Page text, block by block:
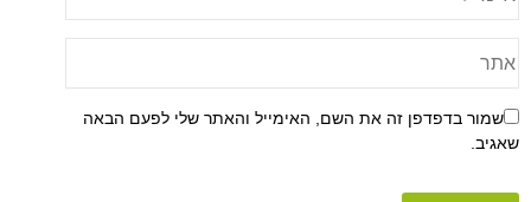
שמור בדפדפן זה את השם, האימייל והאתר שלי לפעם הבאה
שאגיב.